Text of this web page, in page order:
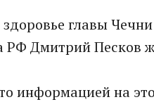
главы
РФ Дмитрий Песков
информацией на